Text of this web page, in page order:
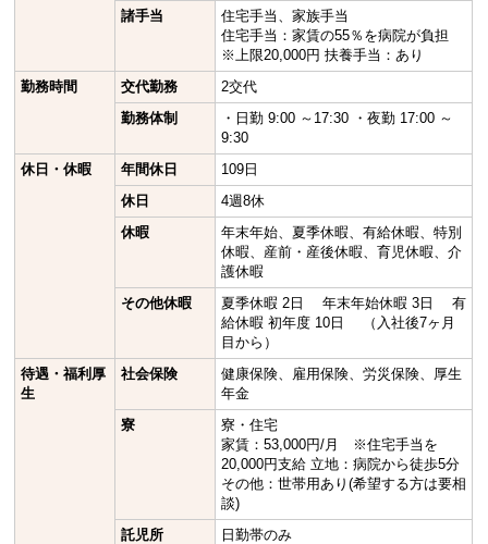
諸手当
住宅手当、家族手当
住宅手当：家賃の55％を病院が負担
※上限20,000円 扶養手当：あり
勤務時間
交代勤務
2交代
勤務体制
・日勤 9:00 ～17:30 ・夜勤 17:00 ～
9:30
休日・休暇
年間休日
109日
休日
4週8休
休暇
年末年始、夏季休暇、有給休暇、特別
休暇、産前・産後休暇、育児休暇、介
護休暇
その他休暇
夏季休暇 2日 年末年始休暇 3日 有
給休暇 初年度 10日 （入社後7ヶ月
目から）
待遇・福利厚
生
社会保険
健康保険、雇用保険、労災保険、厚生
年金
寮
寮・住宅
家賃：53,000円/月 ※住宅手当を
20,000円支給 立地：病院から徒歩5分
その他：世帯用あり(希望する方は要相
談)
託児所
日勤帯のみ